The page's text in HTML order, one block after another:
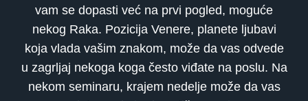
vam se dopasti već na prvi pogled, moguće
nekog Raka. Pozicija Venere, planete ljubavi
koja vlada vašim znakom, može da vas odvede
u zagrljaj nekoga koga često viđate na poslu. Na
nekom seminaru, krajem nedelje može da vas